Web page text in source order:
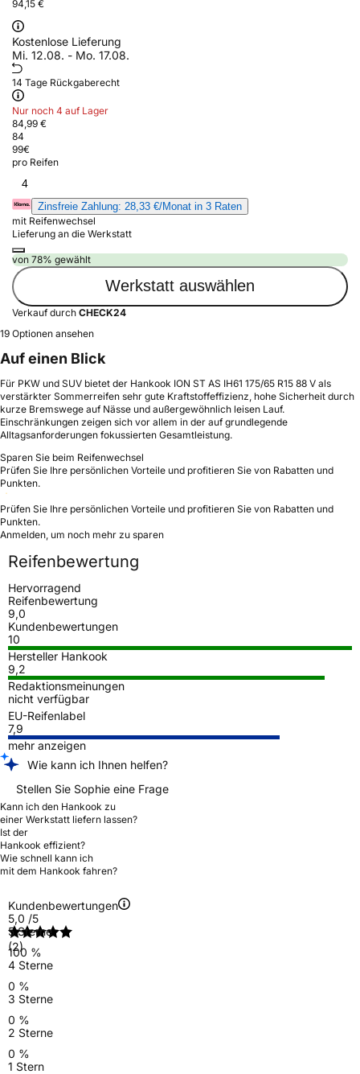
94,15 €
Kostenlose Lieferung
Mi. 12.08. - Mo. 17.08.
14 Tage Rückgaberecht
Nur noch 4 auf Lager
84,99 €
84
99€
pro Reifen
4
Zinsfreie Zahlung: 28,33 €/Monat in 3 Raten
mit Reifenwechsel
Lieferung an die Werkstatt
von 78% gewählt
Werkstatt auswählen
Verkauf durch CHECK24
19 Optionen ansehen
Auf einen Blick
Für PKW und SUV bietet der Hankook ION ST AS IH61 175/65 R15 88 V als
verstärkter Sommerreifen sehr gute Kraftstoffeffizienz, hohe Sicherheit durch
kurze Bremswege auf Nässe und außergewöhnlich leisen Lauf.
Einschränkungen zeigen sich vor allem in der auf grundlegende
Alltagsanforderungen fokussierten Gesamtleistung.
Sparen Sie beim Reifenwechsel
Prüfen Sie Ihre persönlichen Vorteile und profitieren Sie von Rabatten und
Punkten.
Prüfen Sie Ihre persönlichen Vorteile und profitieren Sie von Rabatten und
Punkten.
Anmelden, um noch mehr zu sparen
Reifenbewertung
Hervorragend
Reifenbewertung
9,0
Kundenbewertungen
10
Hersteller Hankook
9,2
Redaktionsmeinungen
nicht verfügbar
EU-Reifenlabel
7,9
mehr anzeigen
Wie kann ich Ihnen helfen?
Stellen Sie Sophie eine Frage
Kann ich den Hankook zu
einer Werkstatt liefern lassen?
Ist der
Hankook effizient?
Wie schnell kann ich
mit dem Hankook fahren?
Kundenbewertungen
5,0 /5
(2)
5 Sterne
100 %
4 Sterne
0 %
3 Sterne
0 %
2 Sterne
0 %
1 Stern